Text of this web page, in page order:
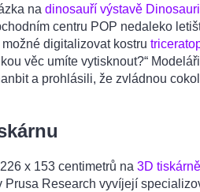
na dinosauří výstavě
centru POP nedaleko
digitalizovat kostru
věc umíte vytisknout?“
a prohlásili, že zvládnou
x 153 centimetrů na 3D tiskárně
Prusa Research vyvíjejí